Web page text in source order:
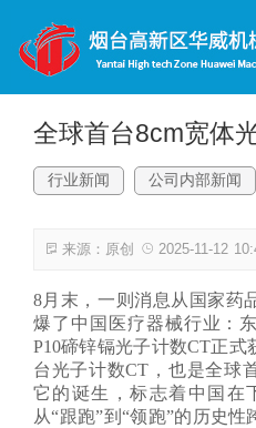
网站首页
荣誉资质
产品中心
技术文件
应用举例
全球首台8cm宽体
行业新闻 公司内部新闻
来源：原创 2025-11-12
8月末，一则消息从国家药
爆了中国医疗器械行业：
P10碲锌镉光子计数CT正
台光子计数CT，也是全球
它的诞生，标志着中国在
从“跟跑”到“领跑”的历史